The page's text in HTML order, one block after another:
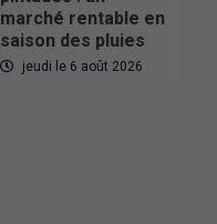
marché rentable en
saison des pluies
jeudi le 6 août 2026